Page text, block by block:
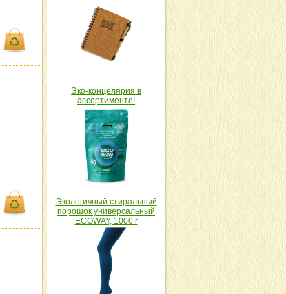
Эко-концелярия в
ассортименте!
Экологичный стиральный
порошок универсальный
ECOWAY, 1000 г